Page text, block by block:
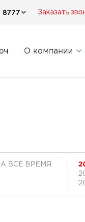
8777 Заказать
О компании
ВСЕ ВРЕМЯ